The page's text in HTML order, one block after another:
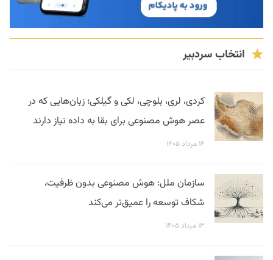
انتخاب سردبیر
کردی، لری، بلوچی، لکی و گیلکی؛ زبان‌هایی که در
عصر هوش مصنوعی برای بقا به داده نیاز دارند
۱۴ مرداد ۱۴۰۵
سازمان ملل: هوش مصنوعی بدون ظرفیت،
شکاف توسعه را عمیق‌تر می‌کند
۱۳ مرداد ۱۴۰۵